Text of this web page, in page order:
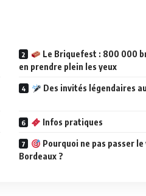
Le Briquefest : 800 000
en prendre plein les yeux
Des invités légendaires
Infos pratiques
Pourquoi ne pas passer
Bordeaux ?